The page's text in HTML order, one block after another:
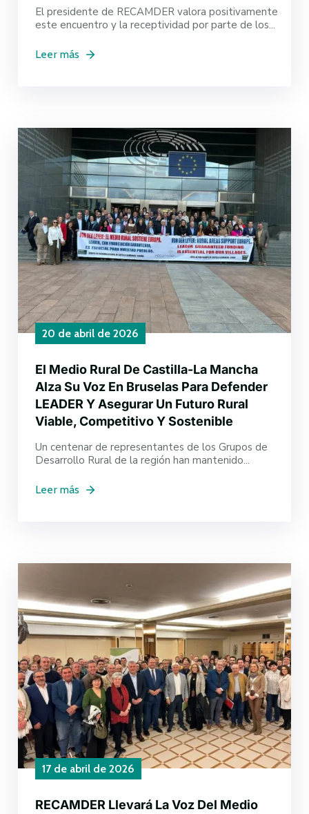
El presidente de RECAMDER valora positivamente
este encuentro y la receptividad por parte de los...
Leer más
20 de abril de 2026
El Medio Rural De Castilla-La Mancha
Alza Su Voz En Bruselas Para Defender
LEADER Y Asegurar Un Futuro Rural
Viable, Competitivo Y Sostenible
Un centenar de representantes de los Grupos de
Desarrollo Rural de la región han mantenido...
Leer más
17 de abril de 2026
RECAMDER Llevará La Voz Del Medio